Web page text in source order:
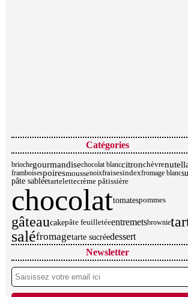
Catégories
briochegourmandisechocolat blanccitronchèvre
framboisespoiresmoussenoixfraisesindexfromage blanc
pâte sabléetartelettecrème pâtissière
chocolattomatespommes
gâteaucakepâte feuilletéeentremetsbrownie
saléfromagetarte sucréedessert
Newsletter